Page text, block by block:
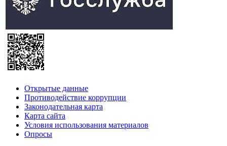
Открытые данные
Противодействие коррупции
Законодательная карта
Карта сайта
Условия использования материалов
Опросы